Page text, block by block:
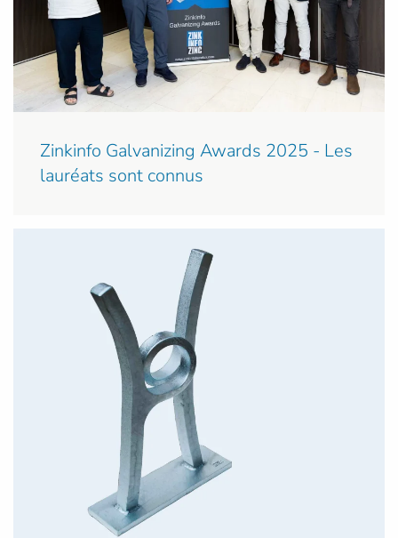
Zinkinfo Galvanizing Awards 2025 - Les
lauréats sont connus